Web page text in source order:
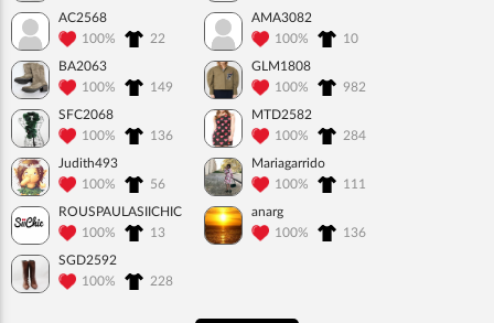
AC2568
100%
22
AMA3082
100%
10
BA2063
100%
149
GLM1808
100%
982
SFC2068
100%
136
MTD2582
100%
284
Judith493
100%
56
Mariagarrido
100%
111
ROUSPAULASIICHIC
100%
13
anarg
100%
136
SGD2592
100%
228